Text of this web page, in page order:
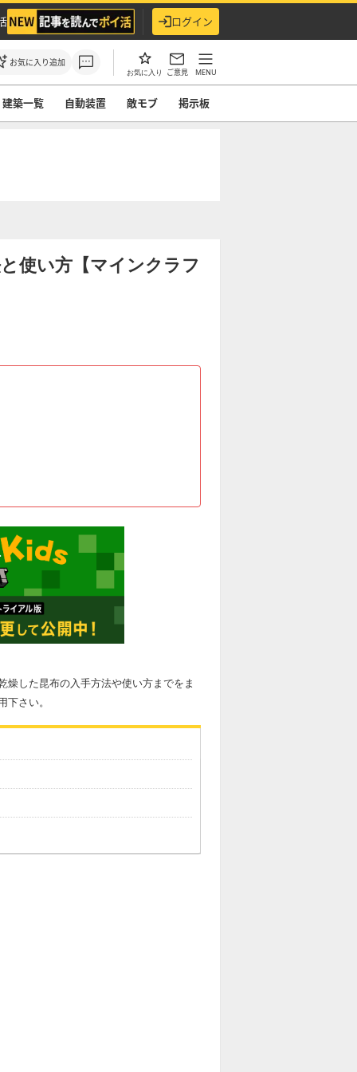
ログイン
お気に入り追加
お気に入り ご意見 MENU
建築一覧 自動装置 敵モブ 掲示板
使い方【マインクラフ
した昆布の入手方法や使い方までをま
さい。